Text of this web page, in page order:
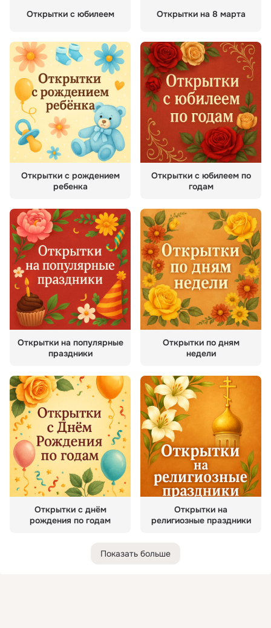
Открытки с юбилеем Открытки на 8 марта
Открытки с рождением
ребенка
Открытки с юбилеем по
годам
Открытки на популярные
праздники
Открытки по дням
недели
Открытки с днём
рождения по годам
Открытки на
религиозные праздники
Показать больше